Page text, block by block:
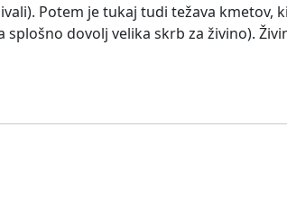
Potem je tukaj tudi težava kmetov,
dovolj velika skrb za živino).